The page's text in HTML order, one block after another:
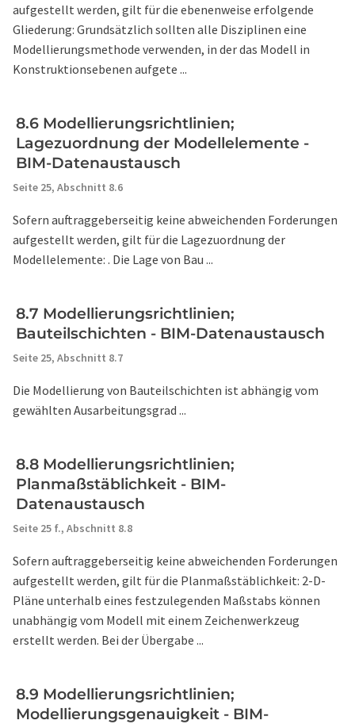
aufgestellt werden, gilt für die ebenenweise erfolgende
Gliederung: Grundsätzlich sollten alle Disziplinen eine
Modellierungsmethode verwenden, in der das Modell in
Konstruktionsebenen aufgete ...
8.6 Modellierungsrichtlinien;
Lagezuordnung der Modellelemente -
BIM-Datenaustausch
Seite 25, Abschnitt 8.6
Sofern auftraggeberseitig keine abweichenden Forderungen
aufgestellt werden, gilt für die Lagezuordnung der
Modellelemente: . Die Lage von Bau ...
8.7 Modellierungsrichtlinien;
Bauteilschichten - BIM-Datenaustausch
Seite 25, Abschnitt 8.7
Die Modellierung von Bauteilschichten ist abhängig vom
gewählten Ausarbeitungsgrad ...
8.8 Modellierungsrichtlinien;
Planmaßstäblichkeit - BIM-
Datenaustausch
Seite 25 f., Abschnitt 8.8
Sofern auftraggeberseitig keine abweichenden Forderungen
aufgestellt werden, gilt für die Planmaßstäblichkeit: 2-D-
Pläne unterhalb eines festzulegenden Maßstabs können
unabhängig vom Modell mit einem Zeichenwerkzeug
erstellt werden. Bei der Übergabe ...
8.9 Modellierungsrichtlinien;
Modellierungsgenauigkeit - BIM-